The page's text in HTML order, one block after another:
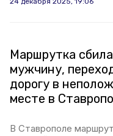
Маршрутка сбила
мужчину,
дорогу в
месте в
В Ставрополе